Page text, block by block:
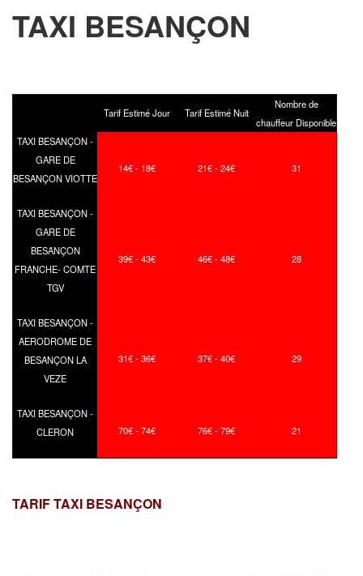
TAXI BESANÇON
Tarif Estimé Jour Tarif Estimé Nuit
Nombre de
chauffeur Disponible
TAXI BESANÇON -
GARE DE
BESANÇON VIOTTE
14€ - 18€ 21€ - 24€ 31
TAXI BESANÇON -
GARE DE
BESANÇON
FRANCHE- COMTE
TGV
39€ - 43€ 46€ - 48€ 28
TAXI BESANÇON -
AERODROME DE
BESANÇON LA
VEZE
31€ - 36€ 37€ - 40€ 29
TAXI BESANÇON -
CLERON
70€ - 74€ 76€ - 79€ 21
TARIF TAXI BESANÇON